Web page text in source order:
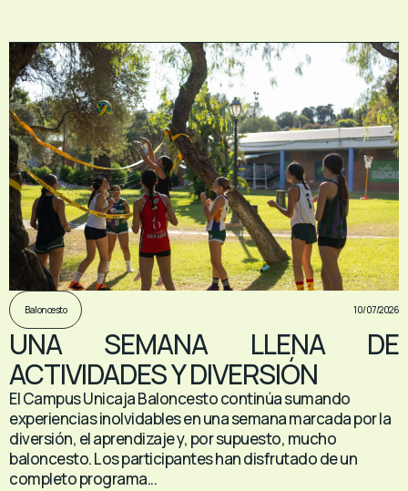
Baloncesto 10/07/2026
UNA SEMANA LLENA DE
ACTIVIDADES Y DIVERSIÓN
El Campus Unicaja Baloncesto continúa sumando
experiencias inolvidables en una semana marcada por la
diversión, el aprendizaje y, por supuesto, mucho
baloncesto. Los participantes han disfrutado de un
completo programa...